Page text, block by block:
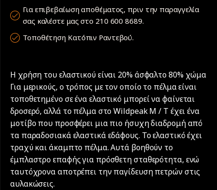
Για επιβεβαίωση αποθέματος, πριν την παραγγελία
σας καλέστε μας στο 210 600 8689.
Τοποθέτηση Κατόπιν Ραντεβού.
Η χρήση του ελαστικού είναι 20% άσφαλτο 80% χώμα
Για μερικούς, ο τρόπος με τον οποίο το πέλμα είναι
τοποθετημένο σε ένα ελαστικό μπορεί να φαίνεται
δροσερό, αλλά το πέλμα στο Wildpeak M / T έχει ένα
μοτίβο που προσφέρει μια πιο ήσυχη διαδρομή από
τα παραδοσιακά ελαστικά εδάφους. Το ελαστικό έχει
τραχύ και άκαμπτο πέλμα. Αυτά βοηθούν το
έμπλαστρο επαφής για πρόσθετη σταθερότητα, ενώ
ταυτόχρονα αποτρέπει την παγίδευση πετρών στις
αυλακώσεις.